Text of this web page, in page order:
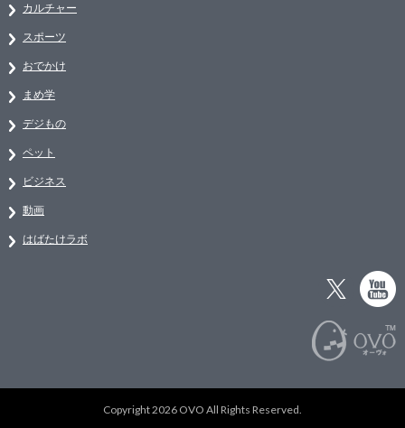
カルチャー
スポーツ
おでかけ
まめ学
デジもの
ペット
ビジネス
動画
はばたけラボ
Copyright 2026 OVO All Rights Reserved.